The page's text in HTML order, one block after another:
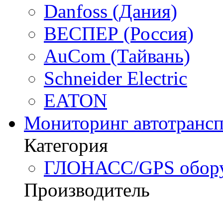
Danfoss (Дания)
ВЕСПЕР (Россия)
AuCom (Тайвань)
Schneider Electric
EATON
Мониторинг
Категория
ГЛОНАСС/GPS
Производитель